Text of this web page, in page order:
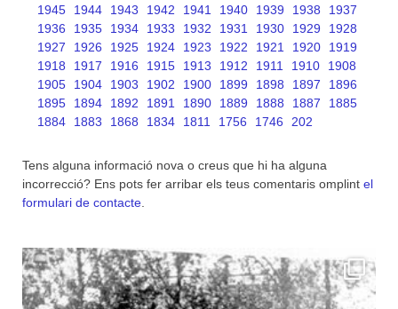
1945
1944 1943 1942 1941 1940 1939 1938
1937
1936
1935 1934 1933 1932 1931 1930 1929
1928
1927
1926 1925 1924 1923 1922 1921 1920
1919
1918
1917 1916 1915 1913 1912 1911 1910
1908
1905
1904 1903 1902 1900 1899 1898 1897
1896
1895
1894 1892 1891 1890 1889 1888 1887
1885
1884
1883 1868 1834 1811 1756 1746 202
Tens alguna informació nova o creus que hi ha alguna
incorrecció? Ens pots fer arribar els teus comentaris omplint el
formulari de contacte.